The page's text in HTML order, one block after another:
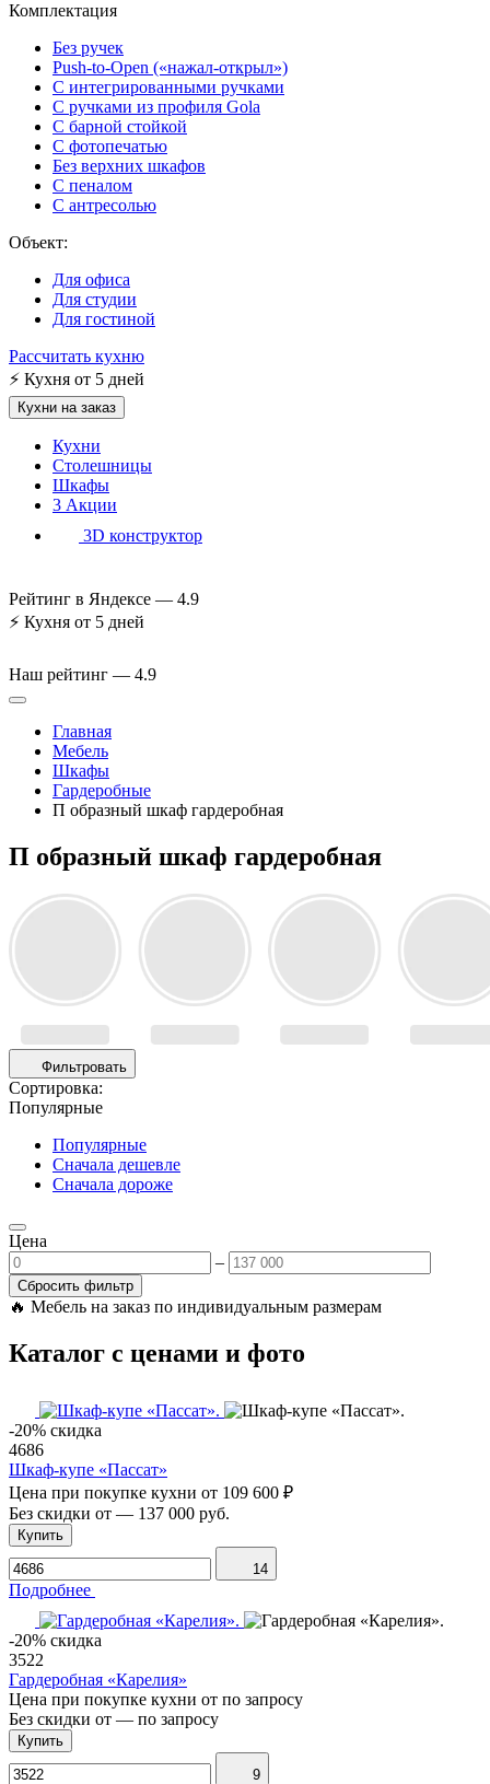
Комплектация
Без ручек
Push-to-Open («нажал-открыл»)
С интегрированными ручками
С ручками из профиля Gola
С барной стойкой
С фотопечатью
Без верхних шкафов
С пеналом
С антресолью
Объект:
Для офиса
Для студии
Для гостиной
Рассчитать кухню
⚡ Кухня от 5 дней
Кухни на заказ
Кухни
Столешницы
Шкафы
3 Акции
3D конструктор
Рейтинг в Яндексе — 4.9
⚡ Кухня от 5 дней
Наш рейтинг — 4.9
Главная
Мебель
Шкафы
Гардеробные
П образный шкаф гардеробная
П образный шкаф гардеробная
Фильтровать
Сортировка:
Популярные
Популярные
Сначала дешевле
Сначала дороже
Цена
–
Сбросить фильтр
🔥 Мебель на заказ по индивидуальным размерам
Каталог с ценами и фото
-20% скидка
4686
Шкаф-купе «Пассат»
Цена при покупке кухни от 109 600 ₽
Без скидки от — 137 000 руб.
Купить
14
Подробнее
-20% скидка
3522
Гардеробная «Карелия»
Цена при покупке кухни от по запросу
Без скидки от — по запросу
Купить
9